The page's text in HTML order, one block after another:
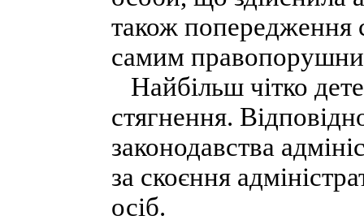
також попередження
самим
Найбільш чітко
стягнення.
законодавства
за скоєння
осіб.